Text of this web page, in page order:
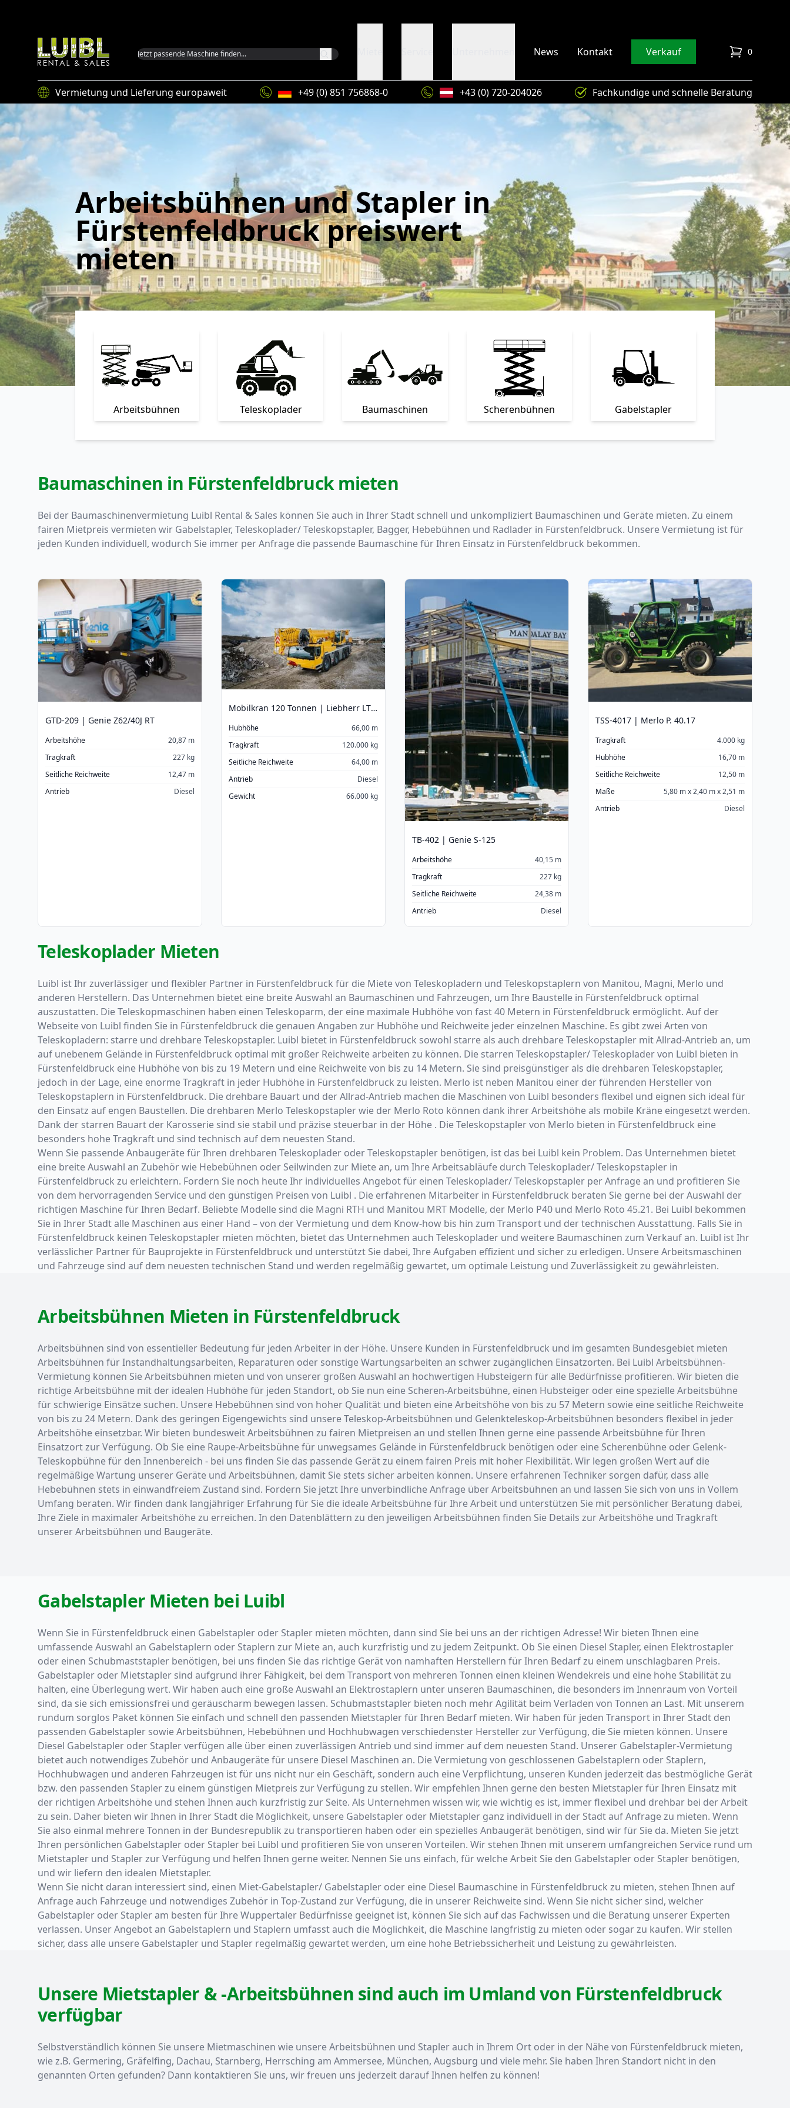
Luibl GmbH
News Kontakt Verkauf 0
items in cart
Vermietung und Lieferung europaweit +49 (0) 851 756868-0 Fachkundige und schnelle Beratung
+43 (0) 720-204026
Arbeitsbühnen und Stapler in
Fürstenfeldbruck preiswert
mieten
Arbeitsbühnen Teleskoplader Baumaschinen Scherenbühnen Gabelstapler
Baumaschinen in Fürstenfeldbruck mieten
Bei der Baumaschinenvermietung Luibl Rental & Sales können Sie auch in Ihrer Stadt schnell und unkompliziert Baumaschinen und Geräte mieten. Zu einem
fairen Mietpreis vermieten wir Gabelstapler, Teleskoplader/ Teleskopstapler, Bagger, Hebebühnen und Radlader in Fürstenfeldbruck. Unsere Vermietung ist für
jeden Kunden individuell, wodurch Sie immer per Anfrage die passende Baumaschine für Ihren Einsatz in Fürstenfeldbruck bekommen.
GTD-209 | Genie Z62/40J RT
Arbeitshöhe
20,87 m
Tragkraft
227 kg
Seitliche Reichweite
12,47 m
Antrieb
Diesel
Mobilkran 120 Tonnen | Liebherr LTM 1120-4.1
Hubhöhe
66,00 m
Tragkraft
120.000 kg
Seitliche Reichweite
64,00 m
Antrieb
Diesel
Gewicht
66.000 kg
TB-402 | Genie S-125
Arbeitshöhe
40,15 m
Tragkraft
227 kg
Seitliche Reichweite
24,38 m
Antrieb
Diesel
TSS-4017 | Merlo P. 40.17
Tragkraft
4.000 kg
Hubhöhe
16,70 m
Seitliche Reichweite
12,50 m
Maße
5,80 m x 2,40 m x 2,51 m
Antrieb
Diesel
Teleskoplader Mieten
Luibl ist Ihr zuverlässiger und flexibler Partner in Fürstenfeldbruck für die Miete von Teleskopladern und Teleskopstaplern von Manitou, Magni, Merlo und
anderen Herstellern. Das Unternehmen bietet eine breite Auswahl an Baumaschinen und Fahrzeugen, um Ihre Baustelle in Fürstenfeldbruck optimal
auszustatten. Die Teleskopmaschinen haben einen Teleskoparm, der eine maximale Hubhöhe von fast 40 Metern in Fürstenfeldbruck ermöglicht. Auf der
Webseite von Luibl finden Sie in Fürstenfeldbruck die genauen Angaben zur Hubhöhe und Reichweite jeder einzelnen Maschine. Es gibt zwei Arten von
Teleskopladern: starre und drehbare Teleskopstapler. Luibl bietet in Fürstenfeldbruck sowohl starre als auch drehbare Teleskopstapler mit Allrad-Antrieb an, um
auf unebenem Gelände in Fürstenfeldbruck optimal mit großer Reichweite arbeiten zu können. Die starren Teleskopstapler/ Teleskoplader von Luibl bieten in
Fürstenfeldbruck eine Hubhöhe von bis zu 19 Metern und eine Reichweite von bis zu 14 Metern. Sie sind preisgünstiger als die drehbaren Teleskopstapler,
jedoch in der Lage, eine enorme Tragkraft in jeder Hubhöhe in Fürstenfeldbruck zu leisten. Merlo ist neben Manitou einer der führenden Hersteller von
Teleskopstaplern in Fürstenfeldbruck. Die drehbare Bauart und der Allrad-Antrieb machen die Maschinen von Luibl besonders flexibel und eignen sich ideal für
den Einsatz auf engen Baustellen. Die drehbaren Merlo Teleskopstapler wie der Merlo Roto können dank ihrer Arbeitshöhe als mobile Kräne eingesetzt werden.
Dank der starren Bauart der Karosserie sind sie stabil und präzise steuerbar in der Höhe . Die Teleskopstapler von Merlo bieten in Fürstenfeldbruck eine
besonders hohe Tragkraft und sind technisch auf dem neuesten Stand.
Wenn Sie passende Anbaugeräte für Ihren drehbaren Teleskoplader oder Teleskopstapler benötigen, ist das bei Luibl kein Problem. Das Unternehmen bietet
eine breite Auswahl an Zubehör wie Hebebühnen oder Seilwinden zur Miete an, um Ihre Arbeitsabläufe durch Teleskoplader/ Teleskopstapler in
Fürstenfeldbruck zu erleichtern. Fordern Sie noch heute Ihr individuelles Angebot für einen Teleskoplader/ Teleskopstapler per Anfrage an und profitieren Sie
von dem hervorragenden Service und den günstigen Preisen von Luibl . Die erfahrenen Mitarbeiter in Fürstenfeldbruck beraten Sie gerne bei der Auswahl der
richtigen Maschine für Ihren Bedarf. Beliebte Modelle sind die Magni RTH und Manitou MRT Modelle, der Merlo P40 und Merlo Roto 45.21. Bei Luibl bekommen
Sie in Ihrer Stadt alle Maschinen aus einer Hand – von der Vermietung und dem Know-how bis hin zum Transport und der technischen Ausstattung. Falls Sie in
Fürstenfeldbruck keinen Teleskopstapler mieten möchten, bietet das Unternehmen auch Teleskoplader und weitere Baumaschinen zum Verkauf an. Luibl ist Ihr
verlässlicher Partner für Bauprojekte in Fürstenfeldbruck und unterstützt Sie dabei, Ihre Aufgaben effizient und sicher zu erledigen. Unsere Arbeitsmaschinen
und Fahrzeuge sind auf dem neuesten technischen Stand und werden regelmäßig gewartet, um optimale Leistung und Zuverlässigkeit zu gewährleisten.
Arbeitsbühnen Mieten in Fürstenfeldbruck
Arbeitsbühnen sind von essentieller Bedeutung für jeden Arbeiter in der Höhe. Unsere Kunden in Fürstenfeldbruck und im gesamten Bundesgebiet mieten
Arbeitsbühnen für Instandhaltungsarbeiten, Reparaturen oder sonstige Wartungsarbeiten an schwer zugänglichen Einsatzorten. Bei Luibl Arbeitsbühnen-
Vermietung können Sie Arbeitsbühnen mieten und von unserer großen Auswahl an hochwertigen Hubsteigern für alle Bedürfnisse profitieren. Wir bieten die
richtige Arbeitsbühne mit der idealen Hubhöhe für jeden Standort, ob Sie nun eine Scheren-Arbeitsbühne, einen Hubsteiger oder eine spezielle Arbeitsbühne
für schwierige Einsätze suchen. Unsere Hebebühnen sind von hoher Qualität und bieten eine Arbeitshöhe von bis zu 57 Metern sowie eine seitliche Reichweite
von bis zu 24 Metern. Dank des geringen Eigengewichts sind unsere Teleskop-Arbeitsbühnen und Gelenkteleskop-Arbeitsbühnen besonders flexibel in jeder
Arbeitshöhe einsetzbar. Wir bieten bundesweit Arbeitsbühnen zu fairen Mietpreisen an und stellen Ihnen gerne eine passende Arbeitsbühne für Ihren
Einsatzort zur Verfügung. Ob Sie eine Raupe-Arbeitsbühne für unwegsames Gelände in Fürstenfeldbruck benötigen oder eine Scherenbühne oder Gelenk-
Teleskopbühne für den Innenbereich - bei uns finden Sie das passende Gerät zu einem fairen Preis mit hoher Flexibilität. Wir legen großen Wert auf die
regelmäßige Wartung unserer Geräte und Arbeitsbühnen, damit Sie stets sicher arbeiten können. Unsere erfahrenen Techniker sorgen dafür, dass alle
Hebebühnen stets in einwandfreiem Zustand sind. Fordern Sie jetzt Ihre unverbindliche Anfrage über Arbeitsbühnen an und lassen Sie sich von uns in Vollem
Umfang beraten. Wir finden dank langjähriger Erfahrung für Sie die ideale Arbeitsbühne für Ihre Arbeit und unterstützen Sie mit persönlicher Beratung dabei,
Ihre Ziele in maximaler Arbeitshöhe zu erreichen. In den Datenblättern zu den jeweiligen Arbeitsbühnen finden Sie Details zur Arbeitshöhe und Tragkraft
unserer Arbeitsbühnen und Baugeräte.
Gabelstapler Mieten bei Luibl
Wenn Sie in Fürstenfeldbruck einen Gabelstapler oder Stapler mieten möchten, dann sind Sie bei uns an der richtigen Adresse! Wir bieten Ihnen eine
umfassende Auswahl an Gabelstaplern oder Staplern zur Miete an, auch kurzfristig und zu jedem Zeitpunkt. Ob Sie einen Diesel Stapler, einen Elektrostapler
oder einen Schubmaststapler benötigen, bei uns finden Sie das richtige Gerät von namhaften Herstellern für Ihren Bedarf zu einem unschlagbaren Preis.
Gabelstapler oder Mietstapler sind aufgrund ihrer Fähigkeit, bei dem Transport von mehreren Tonnen einen kleinen Wendekreis und eine hohe Stabilität zu
halten, eine Überlegung wert. Wir haben auch eine große Auswahl an Elektrostaplern unter unseren Baumaschinen, die besonders im Innenraum von Vorteil
sind, da sie sich emissionsfrei und geräuscharm bewegen lassen. Schubmaststapler bieten noch mehr Agilität beim Verladen von Tonnen an Last. Mit unserem
rundum sorglos Paket können Sie einfach und schnell den passenden Mietstapler für Ihren Bedarf mieten. Wir haben für jeden Transport in Ihrer Stadt den
passenden Gabelstapler sowie Arbeitsbühnen, Hebebühnen und Hochhubwagen verschiedenster Hersteller zur Verfügung, die Sie mieten können. Unsere
Diesel Gabelstapler oder Stapler verfügen alle über einen zuverlässigen Antrieb und sind immer auf dem neuesten Stand. Unserer Gabelstapler-Vermietung
bietet auch notwendiges Zubehör und Anbaugeräte für unsere Diesel Maschinen an. Die Vermietung von geschlossenen Gabelstaplern oder Staplern,
Hochhubwagen und anderen Fahrzeugen ist für uns nicht nur ein Geschäft, sondern auch eine Verpflichtung, unseren Kunden jederzeit das bestmögliche Gerät
bzw. den passenden Stapler zu einem günstigen Mietpreis zur Verfügung zu stellen. Wir empfehlen Ihnen gerne den besten Mietstapler für Ihren Einsatz mit
der richtigen Arbeitshöhe und stehen Ihnen auch kurzfristig zur Seite. Als Unternehmen wissen wir, wie wichtig es ist, immer flexibel und drehbar bei der Arbeit
zu sein. Daher bieten wir Ihnen in Ihrer Stadt die Möglichkeit, unsere Gabelstapler oder Mietstapler ganz individuell in der Stadt auf Anfrage zu mieten. Wenn
Sie also einmal mehrere Tonnen in der Bundesrepublik zu transportieren haben oder ein spezielles Anbaugerät benötigen, sind wir für Sie da. Mieten Sie jetzt
Ihren persönlichen Gabelstapler oder Stapler bei Luibl und profitieren Sie von unseren Vorteilen. Wir stehen Ihnen mit unserem umfangreichen Service rund um
Mietstapler und Stapler zur Verfügung und helfen Ihnen gerne weiter. Nennen Sie uns einfach, für welche Arbeit Sie den Gabelstapler oder Stapler benötigen,
und wir liefern den idealen Mietstapler.
Wenn Sie nicht daran interessiert sind, einen Miet-Gabelstapler/ Gabelstapler oder eine Diesel Baumaschine in Fürstenfeldbruck zu mieten, stehen Ihnen auf
Anfrage auch Fahrzeuge und notwendiges Zubehör in Top-Zustand zur Verfügung, die in unserer Reichweite sind. Wenn Sie nicht sicher sind, welcher
Gabelstapler oder Stapler am besten für Ihre Wuppertaler Bedürfnisse geeignet ist, können Sie sich auf das Fachwissen und die Beratung unserer Experten
verlassen. Unser Angebot an Gabelstaplern und Staplern umfasst auch die Möglichkeit, die Maschine langfristig zu mieten oder sogar zu kaufen. Wir stellen
sicher, dass alle unsere Gabelstapler und Stapler regelmäßig gewartet werden, um eine hohe Betriebssicherheit und Leistung zu gewährleisten.
Unsere Mietstapler & -Arbeitsbühnen sind auch im Umland von Fürstenfeldbruck
verfügbar
Selbstverständlich können Sie unsere Mietmaschinen wie unsere Arbeitsbühnen und Stapler auch in Ihrem Ort oder in der Nähe von Fürstenfeldbruck mieten,
wie z.B. Germering, Gräfelfing, Dachau, Starnberg, Herrsching am Ammersee, München, Augsburg und viele mehr. Sie haben Ihren Standort nicht in den
genannten Orten gefunden? Dann kontaktieren Sie uns, wir freuen uns jederzeit darauf Ihnen helfen zu können!